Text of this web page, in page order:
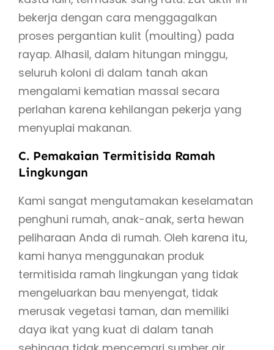
bekerja dengan cara menggagalkan
proses pergantian kulit (moulting) pada
rayap. Alhasil, dalam hitungan minggu,
seluruh koloni di dalam tanah akan
mengalami kematian massal secara
perlahan karena kehilangan pekerja yang
menyuplai makanan.
C. Pemakaian Termitisida Ramah
Lingkungan
Kami sangat mengutamakan keselamatan
penghuni rumah, anak-anak, serta hewan
peliharaan Anda di rumah. Oleh karena itu,
kami hanya menggunakan produk
termitisida ramah lingkungan yang tidak
mengeluarkan bau menyengat, tidak
merusak vegetasi taman, dan memiliki
daya ikat yang kuat di dalam tanah